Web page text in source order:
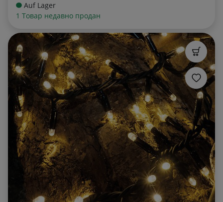
Auf Lager
1 Товар недавно продан